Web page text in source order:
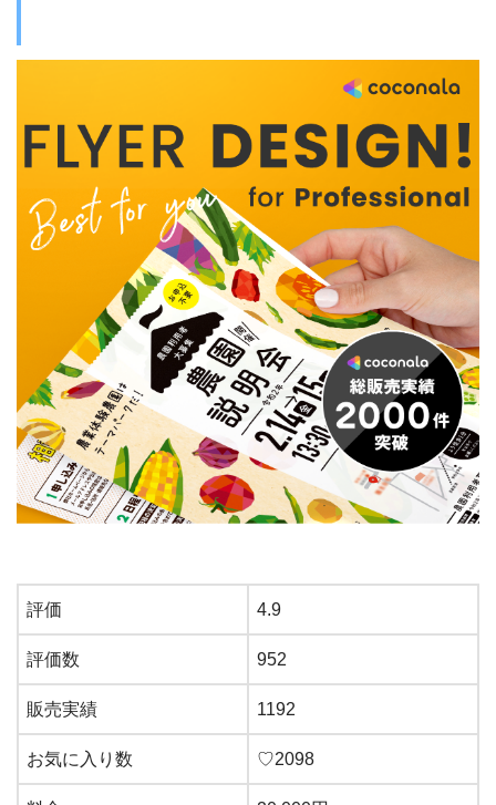
評価 4.9
評価数 952
販売実績 1192
お気に入り数 ♡2098